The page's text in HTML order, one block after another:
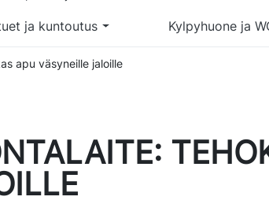
ja kuntoutus Kylpyhuone ja
apu väsyneille jaloille